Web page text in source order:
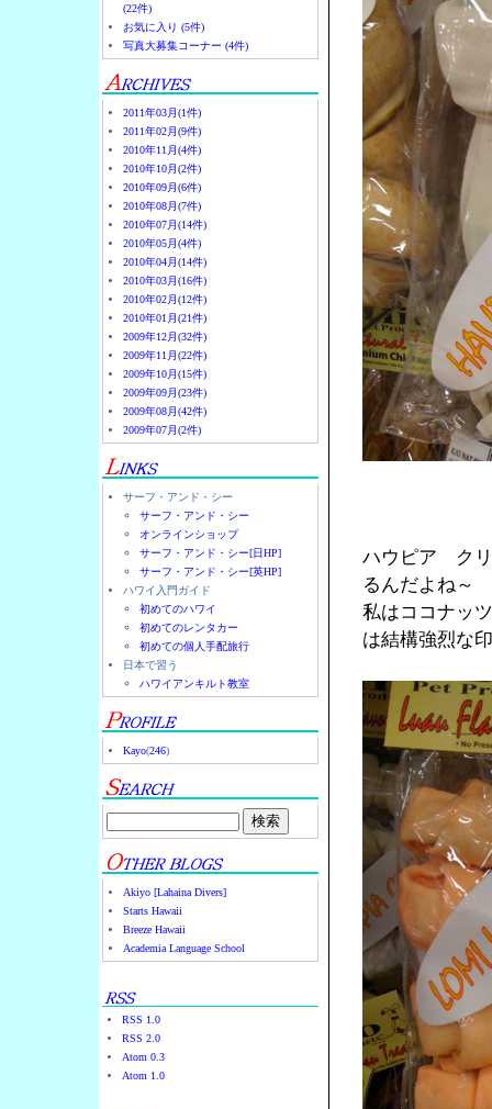
(22件)
お気に入り (5件)
写真大募集コーナー (4件)
2011年03月(1件)
2011年02月(9件)
2010年11月(4件)
2010年10月(2件)
2010年09月(6件)
2010年08月(7件)
2010年07月(14件)
2010年05月(4件)
2010年04月(14件)
2010年03月(16件)
2010年02月(12件)
2010年01月(21件)
2009年12月(32件)
2009年11月(22件)
2009年10月(15件)
2009年09月(23件)
2009年08月(42件)
2009年07月(2件)
サーフ・アンド・シー
サーフ・アンド・シー
オンラインショップ
サーフ・アンド・シー[日HP]
サーフ・アンド・シー[英HP]
ハワイ入門ガイド
初めてのハワイ
初めてのレンタカー
初めての個人手配旅行
日本で習う
ハワイアンキルト教室
Kayo(246)
Akiyo [Lahaina Divers]
Starts Hawaii
Breeze Hawaii
Academia Language School
RSS 1.0
RSS 2.0
Atom 0.3
Atom 1.0
ハウピア クリ
るんだよね～
私はココナッ
は結構強烈な